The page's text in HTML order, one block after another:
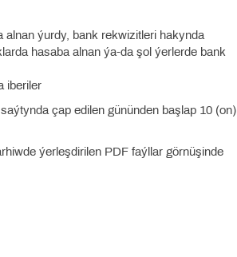
alnan ýurdy, bank rekwizitleri hakynda
hasaba alnan ýa-da şol ýerlerde bank
iberiler
çap edilen gününden başlap 10 (on)
ýerleşdirilen PDF faýllar görnüşinde